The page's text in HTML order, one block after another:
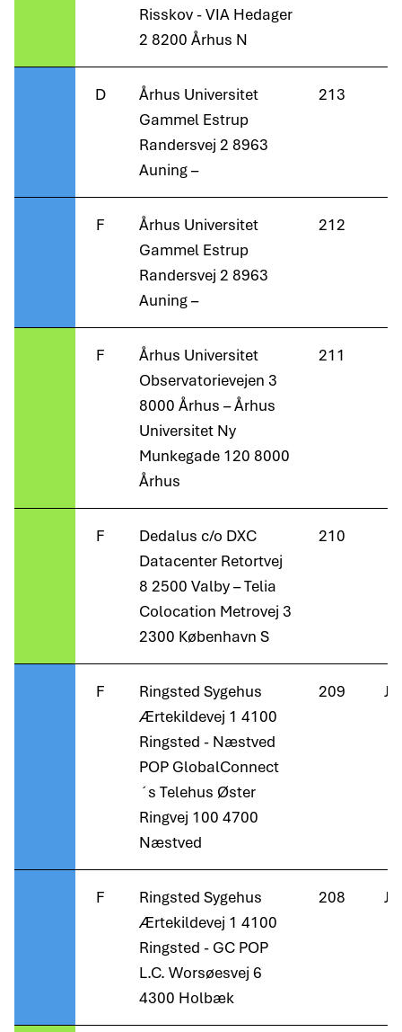
Risskov - VIA Hedager
2 8200 Århus N
D
Århus Universitet
Gammel Estrup
Randersvej 2 8963
Auning –
213
F
Århus Universitet
Gammel Estrup
Randersvej 2 8963
Auning –
212
F
Århus Universitet
Observatorievejen 3
8000 Århus – Århus
Universitet Ny
Munkegade 120 8000
Århus
211
F
Dedalus c/o DXC
Datacenter Retortvej
8 2500 Valby – Telia
Colocation Metrovej 3
2300 København S
210
F
Ringsted Sygehus
Ærtekildevej 1 4100
Ringsted - Næstved
POP GlobalConnect
´s Telehus Øster
Ringvej 100 4700
Næstved
209
F
Ringsted Sygehus
Ærtekildevej 1 4100
Ringsted - GC POP
L.C. Worsøesvej 6
4300 Holbæk
208